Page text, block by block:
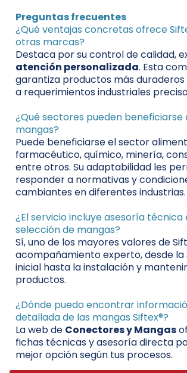
Preguntas frecuentes
¿Qué ventajas concretas ofrece
otras marcas?
Destaca por su control de calidad,
atención personalizada. Esta
garantiza productos más
a requerimientos industriales
¿Qué sectores pueden beneficiarse
mangas?
Puede beneficiarse el sector
farmacéutico, químico, minería,
entre otros. Su adaptabilidad les
responder a normativas y
cambiantes en diferentes industrias.
¿El servicio incluye asesoría técnica
selección de mangas?
Sí, uno de los mayores valores de
acompañamiento experto, desde la
inicial hasta la instalación y
productos.
¿Dónde puedo encontrar
detallada de las mangas Siftex®?
La web de Conectores y Mangas
fichas técnicas y asesoría directa
mejor opción según tus procesos.